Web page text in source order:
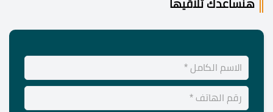
هنساعدك تلاقيها